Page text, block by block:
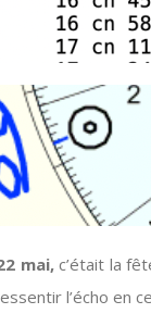
mai,c’était la
l’écho en